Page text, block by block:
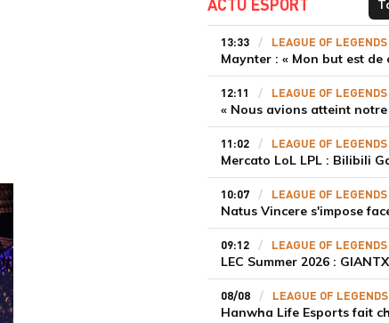
13:33 LEAGUE OF LEGENDS
12:11 LEAGUE OF LEGENDS
11:02 LEAGUE OF LEGENDS
10:07 LEAGUE OF LEGENDS
09:12 LEAGUE OF LEGENDS
08/08 LEAGUE OF LEGENDS